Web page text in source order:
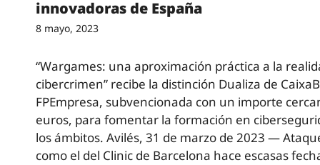
innovadoras de España
8 mayo, 2023
“Wargames: una aproximación práctica a la
cibercrimen” recibe la distinción Dualiza de
FPEmpresa, subvencionada con un importe
euros, para fomentar la formación en
los ámbitos. Avilés, 31 de marzo de 2023 —
como el del Clinic de Barcelona hace escasas